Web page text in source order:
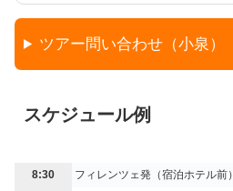
ツアー問い合わせ（小泉）
スケジュール例
8:30
フィレンツェ発（宿泊ホテル前）